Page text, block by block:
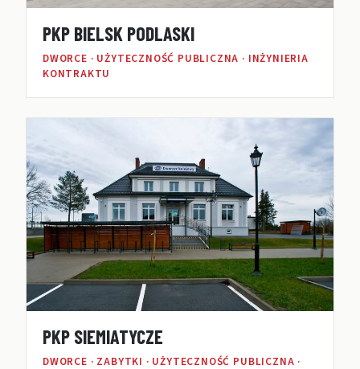
PKP BIELSK PODLASKI
DWORCE · UŻYTECZNOŚĆ PUBLICZNA · INŻYNIERIA
KONTRAKTU
PKP SIEMIATYCZE
DWORCE · ZABYTKI · UŻYTECZNOŚĆ PUBLICZNA ·